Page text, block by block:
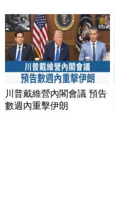
川普戴維營內閣會議 預告
數週內重擊伊朗